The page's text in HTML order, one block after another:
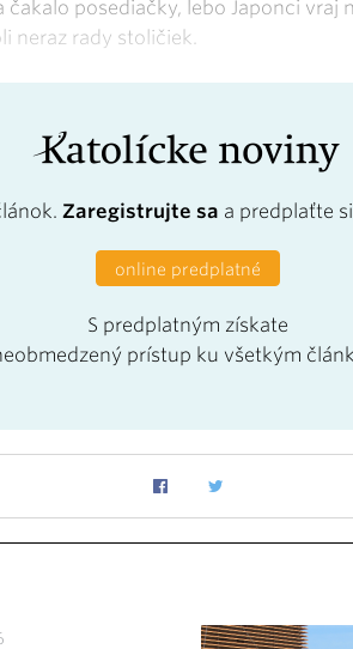
posediačky, lebo Japonci vraj
neraz rady stoličiek.
Zaregistrujte sa a predplaťte si
online predplatné
S predplatným získate
prístup ku všetkým